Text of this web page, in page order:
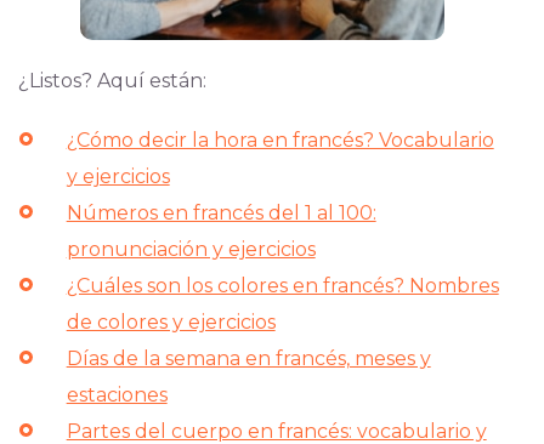
¿Listos? Aquí están:
¿Cómo decir la hora en francés? Vocabulario
y ejercicios
Números en francés del 1 al 100:
pronunciación y ejercicios
¿Cuáles son los colores en francés? Nombres
de colores y ejercicios
Días de la semana en francés, meses y
estaciones
Partes del cuerpo en francés: vocabulario y